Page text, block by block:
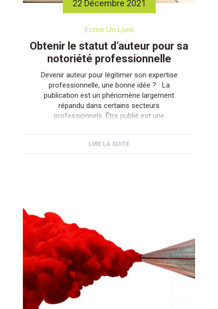
22 Décembre 2021
Écrire Un Livre
Obtenir le statut d’auteur pour sa
notoriété professionnelle
Devenir auteur pour légitimer son expertise
professionnelle, une bonne idée ? La
publication est un phénomène largement
répandu dans certains secteurs
professionnels. Être publié est une
dans des revues spécialisées, mais donnant
LIRE LA SUITE